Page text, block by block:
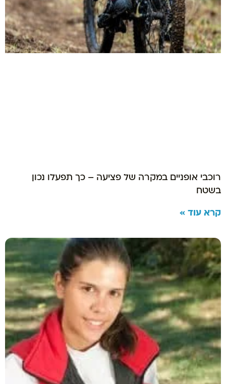
רוכבי אופניים במקרה של פציעה – כך תפעלו נכון
בשטח
קרא עוד »